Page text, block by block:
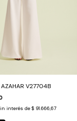
V27704B
interés de $ 91.666,67